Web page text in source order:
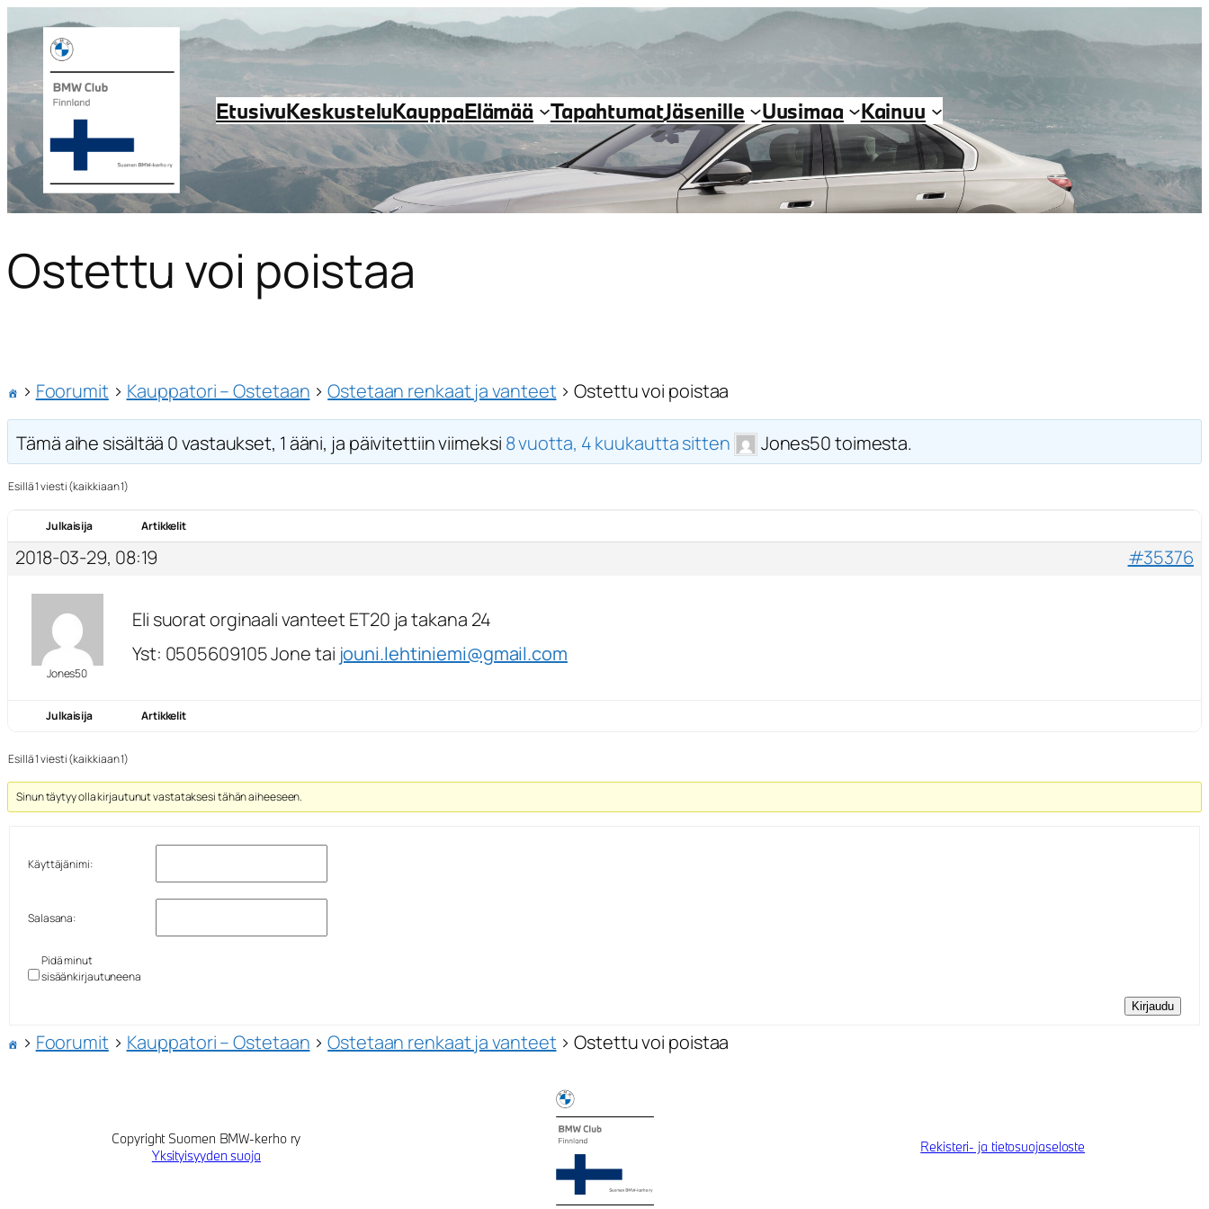
EtusivuKeskusteluKauppaElämää TapahtumatJäsenille Uusimaa Kainuu
Ostettu voi poistaa
› Foorumit › Kauppatori – Ostetaan › Ostetaan renkaat ja vanteet › Ostettu voi poistaa
Tämä aihe sisältää 0 vastaukset, 1 ääni, ja päivitettiin viimeksi 8 vuotta, 4 kuukautta sitten Jones50 toimesta.
Esillä 1 viesti (kaikkiaan 1)
Julkaisija Artikkelit
2018-03-29, 08:19 #35376
Jones50
Eli suorat orginaali vanteet ET20 ja takana 24
Yst: 0505609105 Jone tai jouni.lehtiniemi@gmail.com
Julkaisija Artikkelit
Esillä 1 viesti (kaikkiaan 1)
Sinun täytyy olla kirjautunut vastataksesi tähän aiheeseen.
Käyttäjänimi:
Salasana:
Pidä minut
sisäänkirjautuneena
Kirjaudu
› Foorumit › Kauppatori – Ostetaan › Ostetaan renkaat ja vanteet › Ostettu voi poistaa
Copyright Suomen BMW-kerho ry
Yksityisyyden suoja
Rekisteri- ja tietosuojaseloste